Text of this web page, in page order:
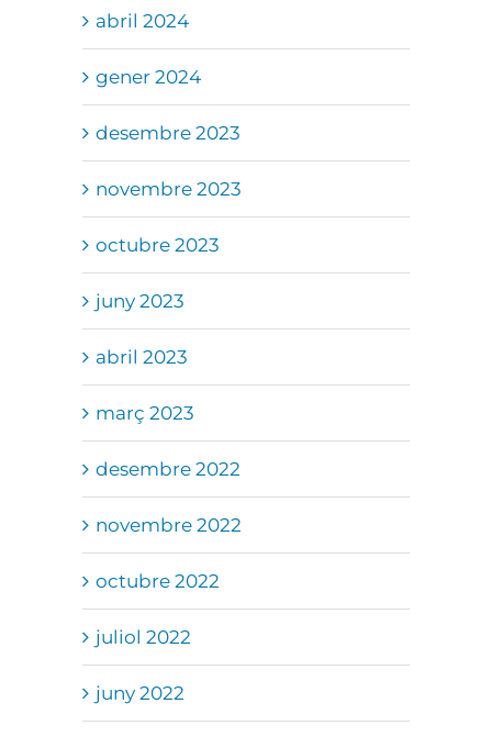
abril 2024
gener 2024
desembre 2023
novembre 2023
octubre 2023
juny 2023
abril 2023
març 2023
desembre 2022
novembre 2022
octubre 2022
juliol 2022
juny 2022